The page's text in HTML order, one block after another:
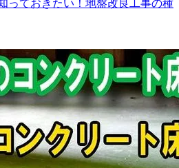
っておきたい！地盤改良工事の種